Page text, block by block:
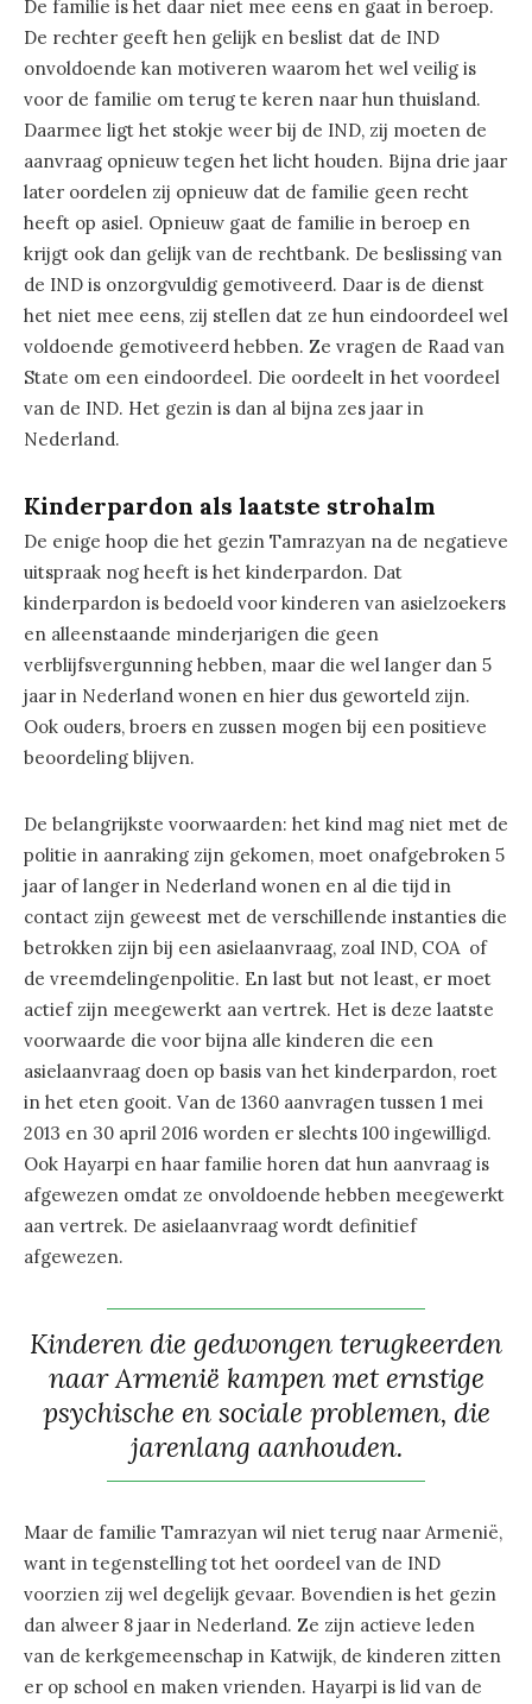
De familie is het daar niet mee eens en gaat in beroep.
De rechter geeft hen gelijk en beslist dat de IND
onvoldoende kan motiveren waarom het wel veilig is
voor de familie om terug te keren naar hun thuisland.
Daarmee ligt het stokje weer bij de IND, zij moeten de
aanvraag opnieuw tegen het licht houden. Bijna drie jaar
later oordelen zij opnieuw dat de familie geen recht
heeft op asiel. Opnieuw gaat de familie in beroep en
krijgt ook dan gelijk van de rechtbank. De beslissing van
de IND is onzorgvuldig gemotiveerd. Daar is de dienst
het niet mee eens, zij stellen dat ze hun eindoordeel wel
voldoende gemotiveerd hebben. Ze vragen de Raad van
State om een eindoordeel. Die oordeelt in het voordeel
van de IND. Het gezin is dan al bijna zes jaar in
Nederland.
Kinderpardon als laatste strohalm
De enige hoop die het gezin Tamrazyan na de negatieve
uitspraak nog heeft is het kinderpardon. Dat
kinderpardon is bedoeld voor kinderen van asielzoekers
en alleenstaande minderjarigen die geen
verblijfsvergunning hebben, maar die wel langer dan 5
jaar in Nederland wonen en hier dus geworteld zijn.
Ook ouders, broers en zussen mogen bij een positieve
beoordeling blijven.
De belangrijkste voorwaarden: het kind mag niet met de
politie in aanraking zijn gekomen, moet onafgebroken 5
jaar of langer in Nederland wonen en al die tijd in
contact zijn geweest met de verschillende instanties die
betrokken zijn bij een asielaanvraag, zoal IND, COA of
de vreemdelingenpolitie. En last but not least, er moet
actief zijn meegewerkt aan vertrek. Het is deze laatste
voorwaarde die voor bijna alle kinderen die een
asielaanvraag doen op basis van het kinderpardon, roet
in het eten gooit. Van de 1360 aanvragen tussen 1 mei
2013 en 30 april 2016 worden er slechts 100 ingewilligd.
Ook Hayarpi en haar familie horen dat hun aanvraag is
afgewezen omdat ze onvoldoende hebben meegewerkt
aan vertrek. De asielaanvraag wordt definitief
afgewezen.
Kinderen die gedwongen terugkeerden
naar Armenië kampen met ernstige
psychische en sociale problemen, die
jarenlang aanhouden.
Maar de familie Tamrazyan wil niet terug naar Armenië,
want in tegenstelling tot het oordeel van de IND
voorzien zij wel degelijk gevaar. Bovendien is het gezin
dan alweer 8 jaar in Nederland. Ze zijn actieve leden
van de kerkgemeenschap in Katwijk, de kinderen zitten
er op school en maken vrienden. Hayarpi is lid van de